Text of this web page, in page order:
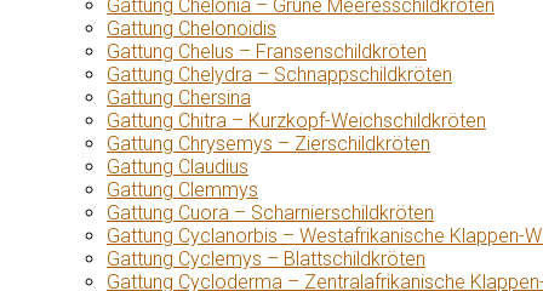
Gattung Chelonia – Grüne Meeresschildkröten
Gattung Chelonoidis
Gattung Chelus – Fransenschildkröten
Gattung Chelydra – Schnappschildkröten
Gattung Chersina
Gattung Chitra – Kurzkopf-Weichschildkröten
Gattung Chrysemys – Zierschildkröten
Gattung Claudius
Gattung Clemmys
Gattung Cuora – Scharnierschildkröten
Gattung Cyclanorbis – Westafrikanische Klappen-
Gattung Cyclemys – Blattschildkröten
Gattung Cycloderma – Zentralafrikanische